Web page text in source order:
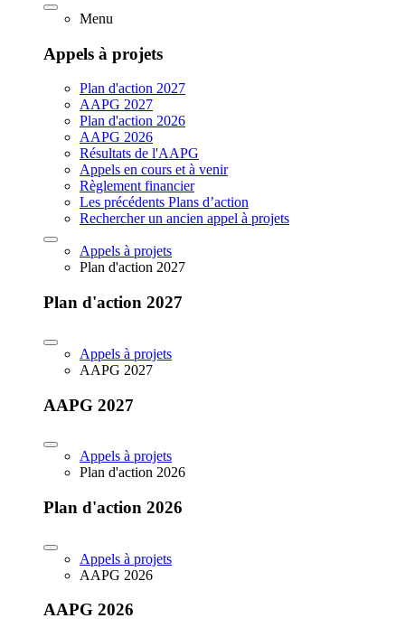
Menu
Appels à projets
Plan d'action 2027
AAPG 2027
Plan d'action 2026
AAPG 2026
Résultats de l'AAPG
Appels en cours et à venir
Règlement financier
Les précédents Plans d’action
Rechercher un ancien appel à projets
Appels à projets
Plan d'action 2027
Plan d'action 2027
Appels à projets
AAPG 2027
AAPG 2027
Appels à projets
Plan d'action 2026
Plan d'action 2026
Appels à projets
AAPG 2026
AAPG 2026